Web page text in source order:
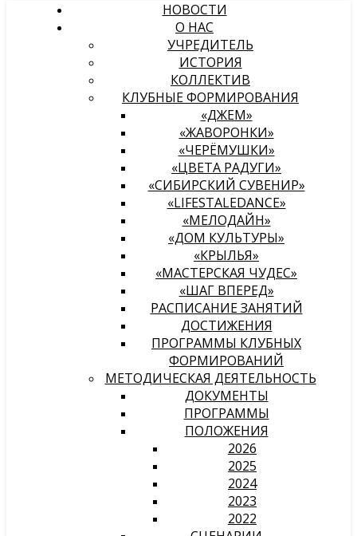
НОВОСТИ
О НАС
УЧРЕДИТЕЛЬ
ИСТОРИЯ
КОЛЛЕКТИВ
КЛУБНЫЕ ФОРМИРОВАНИЯ
«ДЖЕМ»
«ЖАВОРОНКИ»
«ЧЕРЁМУШКИ»
«ЦВЕТА РАДУГИ»
«СИБИРСКИЙ СУВЕНИР»
«LIFESTALEDANCE»
«МЕЛОДАЙН»
«ДОМ КУЛЬТУРЫ»
«КРЫЛЬЯ»
«МАСТЕРСКАЯ ЧУДЕС»
«ШАГ ВПЕРЕД»
РАСПИСАНИЕ ЗАНЯТИЙ
ДОСТИЖЕНИЯ
ПРОГРАММЫ КЛУБНЫХ
ФОРМИРОВАНИЙ
МЕТОДИЧЕСКАЯ ДЕЯТЕЛЬНОСТЬ
ДОКУМЕНТЫ
ПРОГРАММЫ
ПОЛОЖЕНИЯ
2026
2025
2024
2023
2022